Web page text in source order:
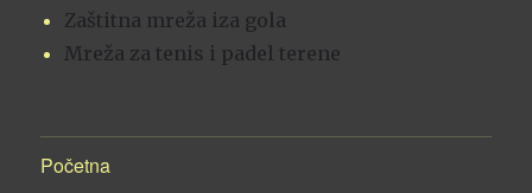
Zaštitna mreža iza gola
Mreža za tenis i padel terene
Početna